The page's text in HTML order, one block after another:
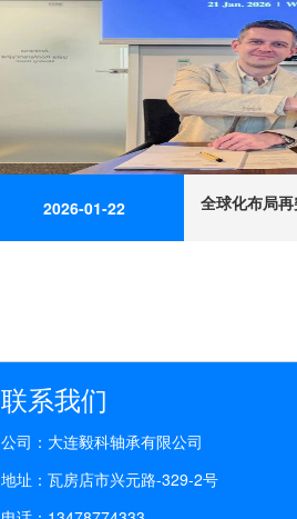
2026-01-22
联系我们
公司：大连毅科轴承有限公司
地址：瓦房店市兴元路-329-2号